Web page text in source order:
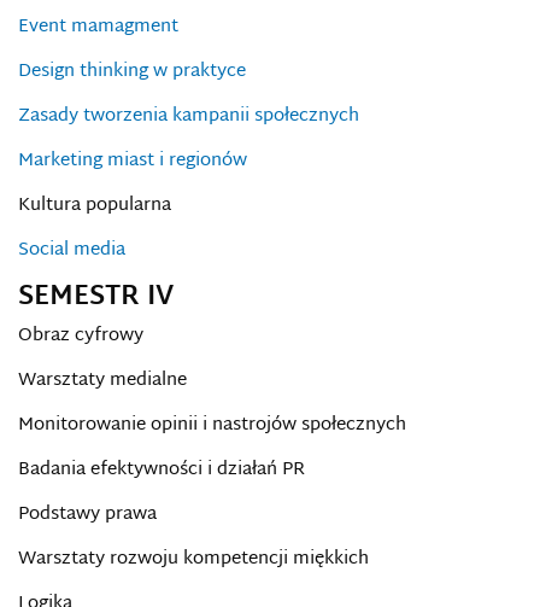
Event mamagment
Design thinking w praktyce
Zasady tworzenia kampanii społecznych
Marketing miast i regionów
Kultura popularna
Social media
SEMESTR IV
Obraz cyfrowy
Warsztaty medialne
Monitorowanie opinii i nastrojów społecznych
Badania efektywności i działań PR
Podstawy prawa
Warsztaty rozwoju kompetencji miękkich